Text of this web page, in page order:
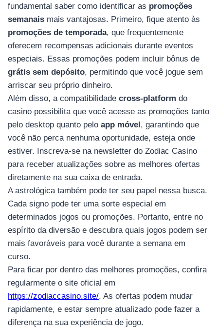
fundamental saber como identificar as promoções
semanais mais vantajosas. Primeiro, fique atento às
promoções de temporada, que frequentemente
oferecem recompensas adicionais durante eventos
especiais. Essas promoções podem incluir bônus de
grátis sem depósito, permitindo que você jogue sem
arriscar seu próprio dinheiro.
Além disso, a compatibilidade cross-platform do
casino possibilita que você acesse as promoções tanto
pelo desktop quanto pelo app móvel , garantindo que
você não perca nenhuma oportunidade, esteja onde
estiver. Inscreva-se na newsletter do Zodiac Casino
para receber atualizações sobre as melhores ofertas
diretamente na sua caixa de entrada.
A astrológica também pode ter seu papel nessa busca.
Cada signo pode ter uma sorte especial em
determinados jogos ou promoções. Portanto, entre no
espírito da diversão e descubra quais jogos podem ser
mais favoráveis para você durante a semana em
curso.
Para ficar por dentro das melhores promoções, confira
regularmente o site oficial em
https://zodiaccasino.site/. As ofertas podem mudar
rapidamente, e estar sempre atualizado pode fazer a
diferença na sua experiência de jogo.